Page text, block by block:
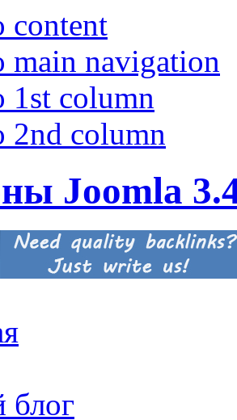
content
main navigation
1st column
2nd column
Joomla